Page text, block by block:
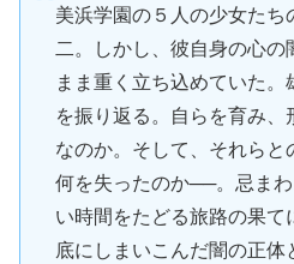
美浜学園の５人の少女たち
二。しかし、彼自身の心の
まま重く立ち込めていた。
を振り返る。自らを育み
なのか。そして、それらと
何を失ったのか──。忌ま
い時間をたどる旅路の果て
底にしまいこんだ闇の正体